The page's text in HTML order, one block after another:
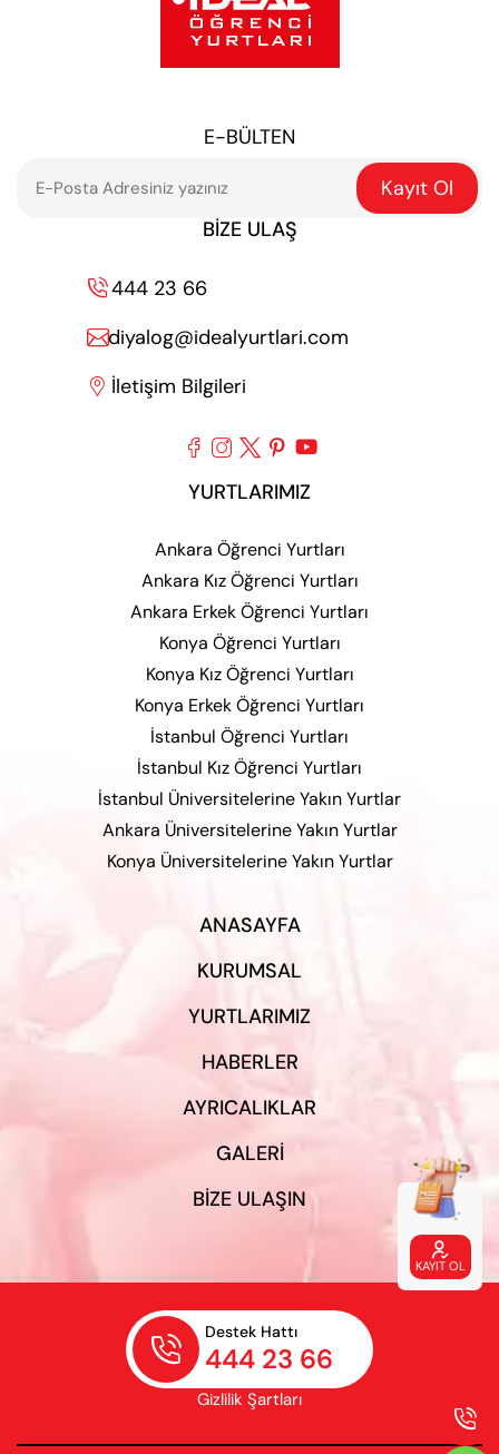

KAYIT OL
E-BÜLTEN
Kayıt Ol
BIZE ULAŞ
444 23 66
diyalog@idealyurtlari.com
 İletişim Bilgileri
    
YURTLARIMIZ
Ankara Öğrenci Yurtları
Ankara Kız Öğrenci Yurtları
Ankara Erkek Öğrenci Yurtları
Konya Öğrenci Yurtları
Konya Kız Öğrenci Yurtları
Konya Erkek Öğrenci Yurtları
İstanbul Öğrenci Yurtları
İstanbul Kız Öğrenci Yurtları
İstanbul Üniversitelerine Yakın Yurtlar
Ankara Üniversitelerine Yakın Yurtlar
Konya Üniversitelerine Yakın Yurtlar
ANASAYFA
KURUMSAL
YURTLARIMIZ
HABERLER
AYRICALIKLAR
GALERI
BIZE ULAŞIN
Gizlilik Şartları

Destek Hattı
444 23 66
